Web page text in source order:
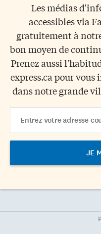
Les médias
accessibles via
gratuitement à
bon moyen de
Prenez aussi
express.ca pour vous
dans notre grande
Address